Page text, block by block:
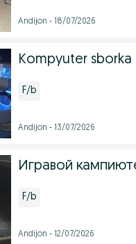
Andijon - 18/07/2026
Kompyuter
F/b
Andijon - 13/07/2026
Игравой
F/b
Andijon - 12/07/2026